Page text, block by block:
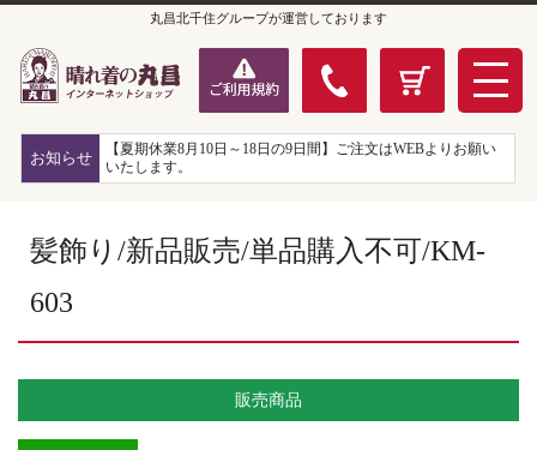
丸昌北千住グループが運営しております
お知らせ
【夏期休業8月10日～18日の9日間】ご注文はWEBよりお願い
いたします。
髪飾り/新品販売/単品購入不可/KM-
603
販売商品